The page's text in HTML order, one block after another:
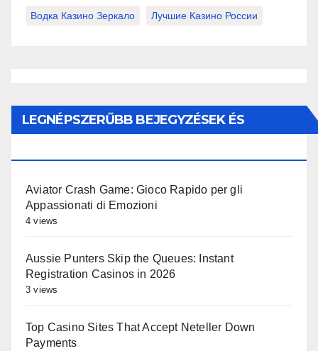
Водка Казино Зеркало Лучшие Казино России
LEGNÉPSZERŰBB BEJEGYZÉSEK ÉS
Aviator Crash Game: Gioco Rapido per gli
Appassionati di Emozioni
4 views
Aussie Punters Skip the Queues: Instant
Registration Casinos in 2026
3 views
Top Casino Sites That Accept Neteller Down
Payments